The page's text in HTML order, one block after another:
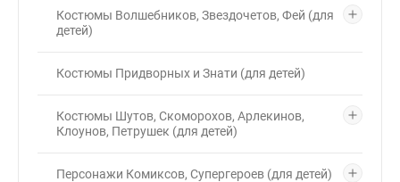
Костюмы Волшебников, Звездочетов, Фей (для
детей)
Костюмы Придворных и Знати (для детей)
Костюмы Шутов, Скоморохов, Арлекинов,
Клоунов, Петрушек (для детей)
Персонажи Комиксов, Супергероев (для детей)